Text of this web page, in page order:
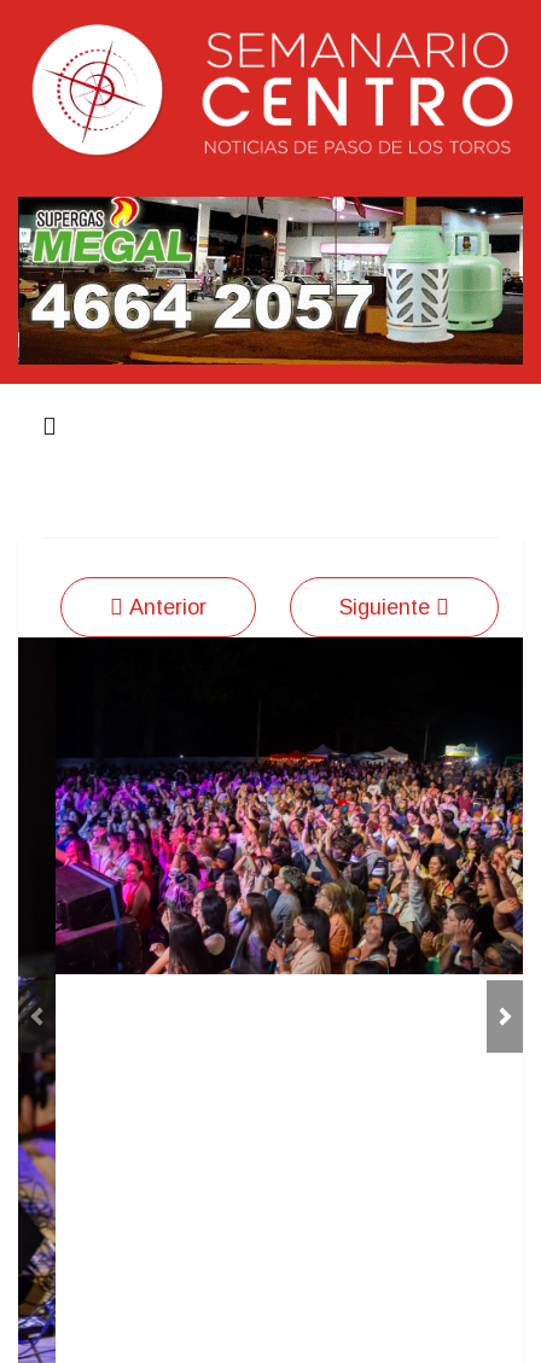
Anterior Siguiente
Previous Next
Rotary Club agradece el
respaldo para el exitoso
Festival de San Gregorio de
Polanco
Rotary Club de San Gregorio de Polanco agredeció a
todas las instituciones públicas y privadas, empresas
y a la comunidad en general por su invaluable